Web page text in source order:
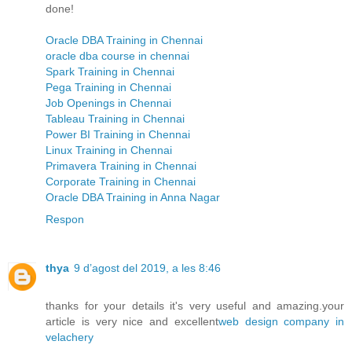
done!
Oracle DBA Training in Chennai
oracle dba course in chennai
Spark Training in Chennai
Pega Training in Chennai
Job Openings in Chennai
Tableau Training in Chennai
Power BI Training in Chennai
Linux Training in Chennai
Primavera Training in Chennai
Corporate Training in Chennai
Oracle DBA Training in Anna Nagar
Respon
thya 9 d’agost del 2019, a les 8:46
thanks for your details it's very useful and amazing.your
article is very nice and excellentweb design company in
velachery